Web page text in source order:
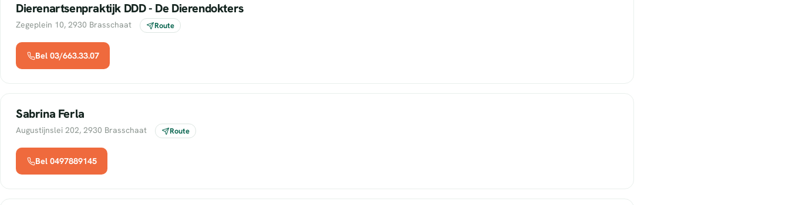
Dierenartsenpraktijk DDD - De Dierendokters
Zegeplein 10, 2930 Brasschaat Route
Bel 03/663.33.07
Sabrina Ferla
Augustijnslei 202, 2930 Brasschaat Route
Bel 0497889145